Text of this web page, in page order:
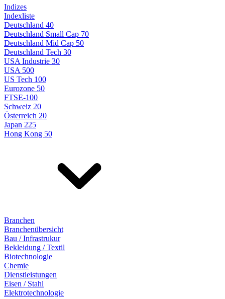
Indizes
Indexliste
Deutschland 40
Deutschland Small Cap 70
Deutschland Mid Cap 50
Deutschland Tech 30
USA Industrie 30
USA 500
US Tech 100
Eurozone 50
FTSE-100
Schweiz 20
Österreich 20
Japan 225
Hong Kong 50
Branchen
Branchenübersicht
Bau / Infrastrukur
Bekleidung / Textil
Biotechnologie
Chemie
Dienstleistungen
Eisen / Stahl
Elektrotechnologie